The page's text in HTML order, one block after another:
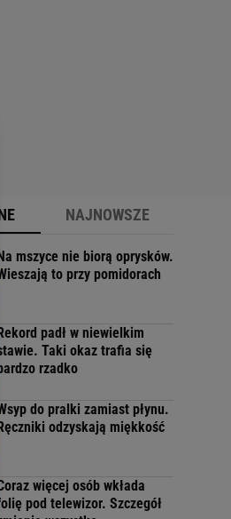
NAJNOWSZE
mszyce nie biorą oprysków.
to przy pomidorach
padł w niewielkim
Taki okaz trafia się
rzadko
do pralki zamiast płynu.
odzyskają miękkość
więcej osób wkłada
pod telewizor. Szczegół